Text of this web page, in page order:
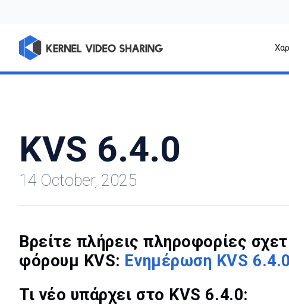
KVS 6.4.0
14 October, 2025
Βρείτε πλήρεις πληροφορίες
φόρουμ KVS: Ενημέρωση KVS 6.4.0
Τι νέο υπάρχει στο KVS 6.4.0: